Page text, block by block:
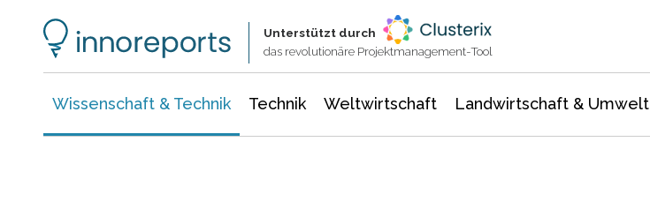
Unterstützt durch
das revolutionäre Projektmanagement-Tool
Wissenschaft & Technik Technik Weltwirtschaft Landwirtschaft & Umwelt